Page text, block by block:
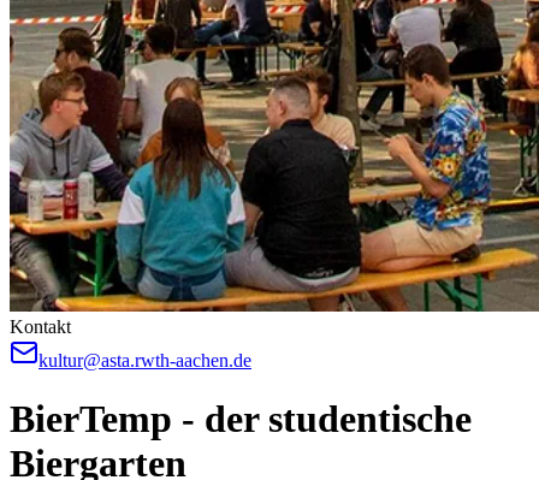
Kontakt
kultur@asta.rwth-aachen.de
BierTemp - der studentische
Biergarten